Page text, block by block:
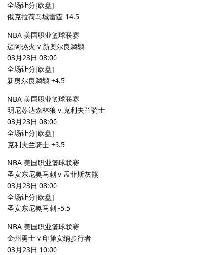
全场让分[欧盘]
俄克拉荷马城雷霆-14.5
NBA 美国职业篮球联赛
迈阿热火 v 新奥尔良鹈鹕
03月23日 08:00
全场让分[欧盘]
新奥尔良鹈鹕 +4.5
NBA 美国职业篮球联赛
明尼苏达森林狼 v 克利夫兰骑士
03月23日 08:00
全场让分[欧盘]
克利夫兰骑士 +6.5
NBA 美国职业篮球联赛
圣安东尼奥马刺 v 孟菲斯灰熊
03月23日 08:00
全场让分[欧盘]
圣安东尼奥马刺 -5.5
NBA 美国职业篮球联赛
金州勇士 v 印第安纳步行者
03月23日 10:00